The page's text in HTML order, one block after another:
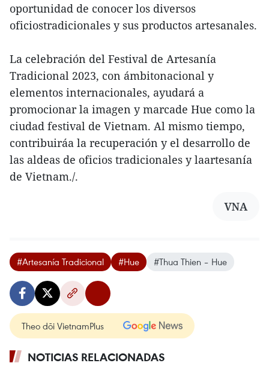
oportunidad de conocer los diversos
oficiostradicionales y sus productos artesanales.
La celebración del Festival de Artesanía
Tradicional 2023, con ámbitonacional y
elementos internacionales, ayudará a
promocionar la imagen y marcade Hue como la
ciudad festival de Vietnam. Al mismo tiempo,
contribuiráa la recuperación y el desarrollo de
las aldeas de oficios tradicionales y laartesanía
de Vietnam./.
VNA
#Artesanía Tradicional #Hue #Thua Thien – Hue
Theo dõi VietnamPlus
NOTICIAS RELACIONADAS